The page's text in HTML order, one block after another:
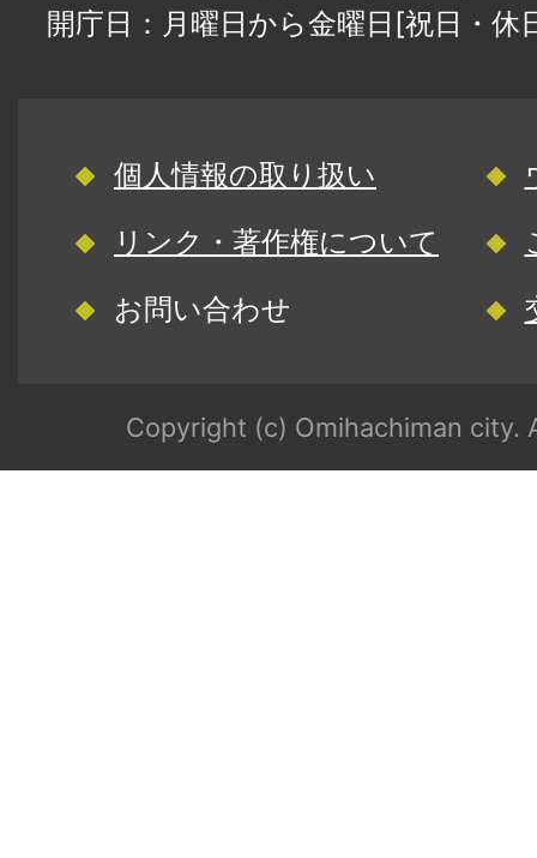
開庁日：月曜日から金曜日[祝日・
個人情報の取り扱い
リンク・著作権について
お問い合わせ
Copyright (c) Omihachiman city.